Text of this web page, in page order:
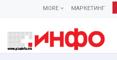
МАРКЕТИНГ
MORE